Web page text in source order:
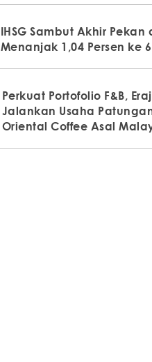
IHSG Sambut Akhir Pekan
Menanjak 1,04 Persen ke
Perkuat Portofolio F&B,
Jalankan Usaha
Oriental Coffee Asal